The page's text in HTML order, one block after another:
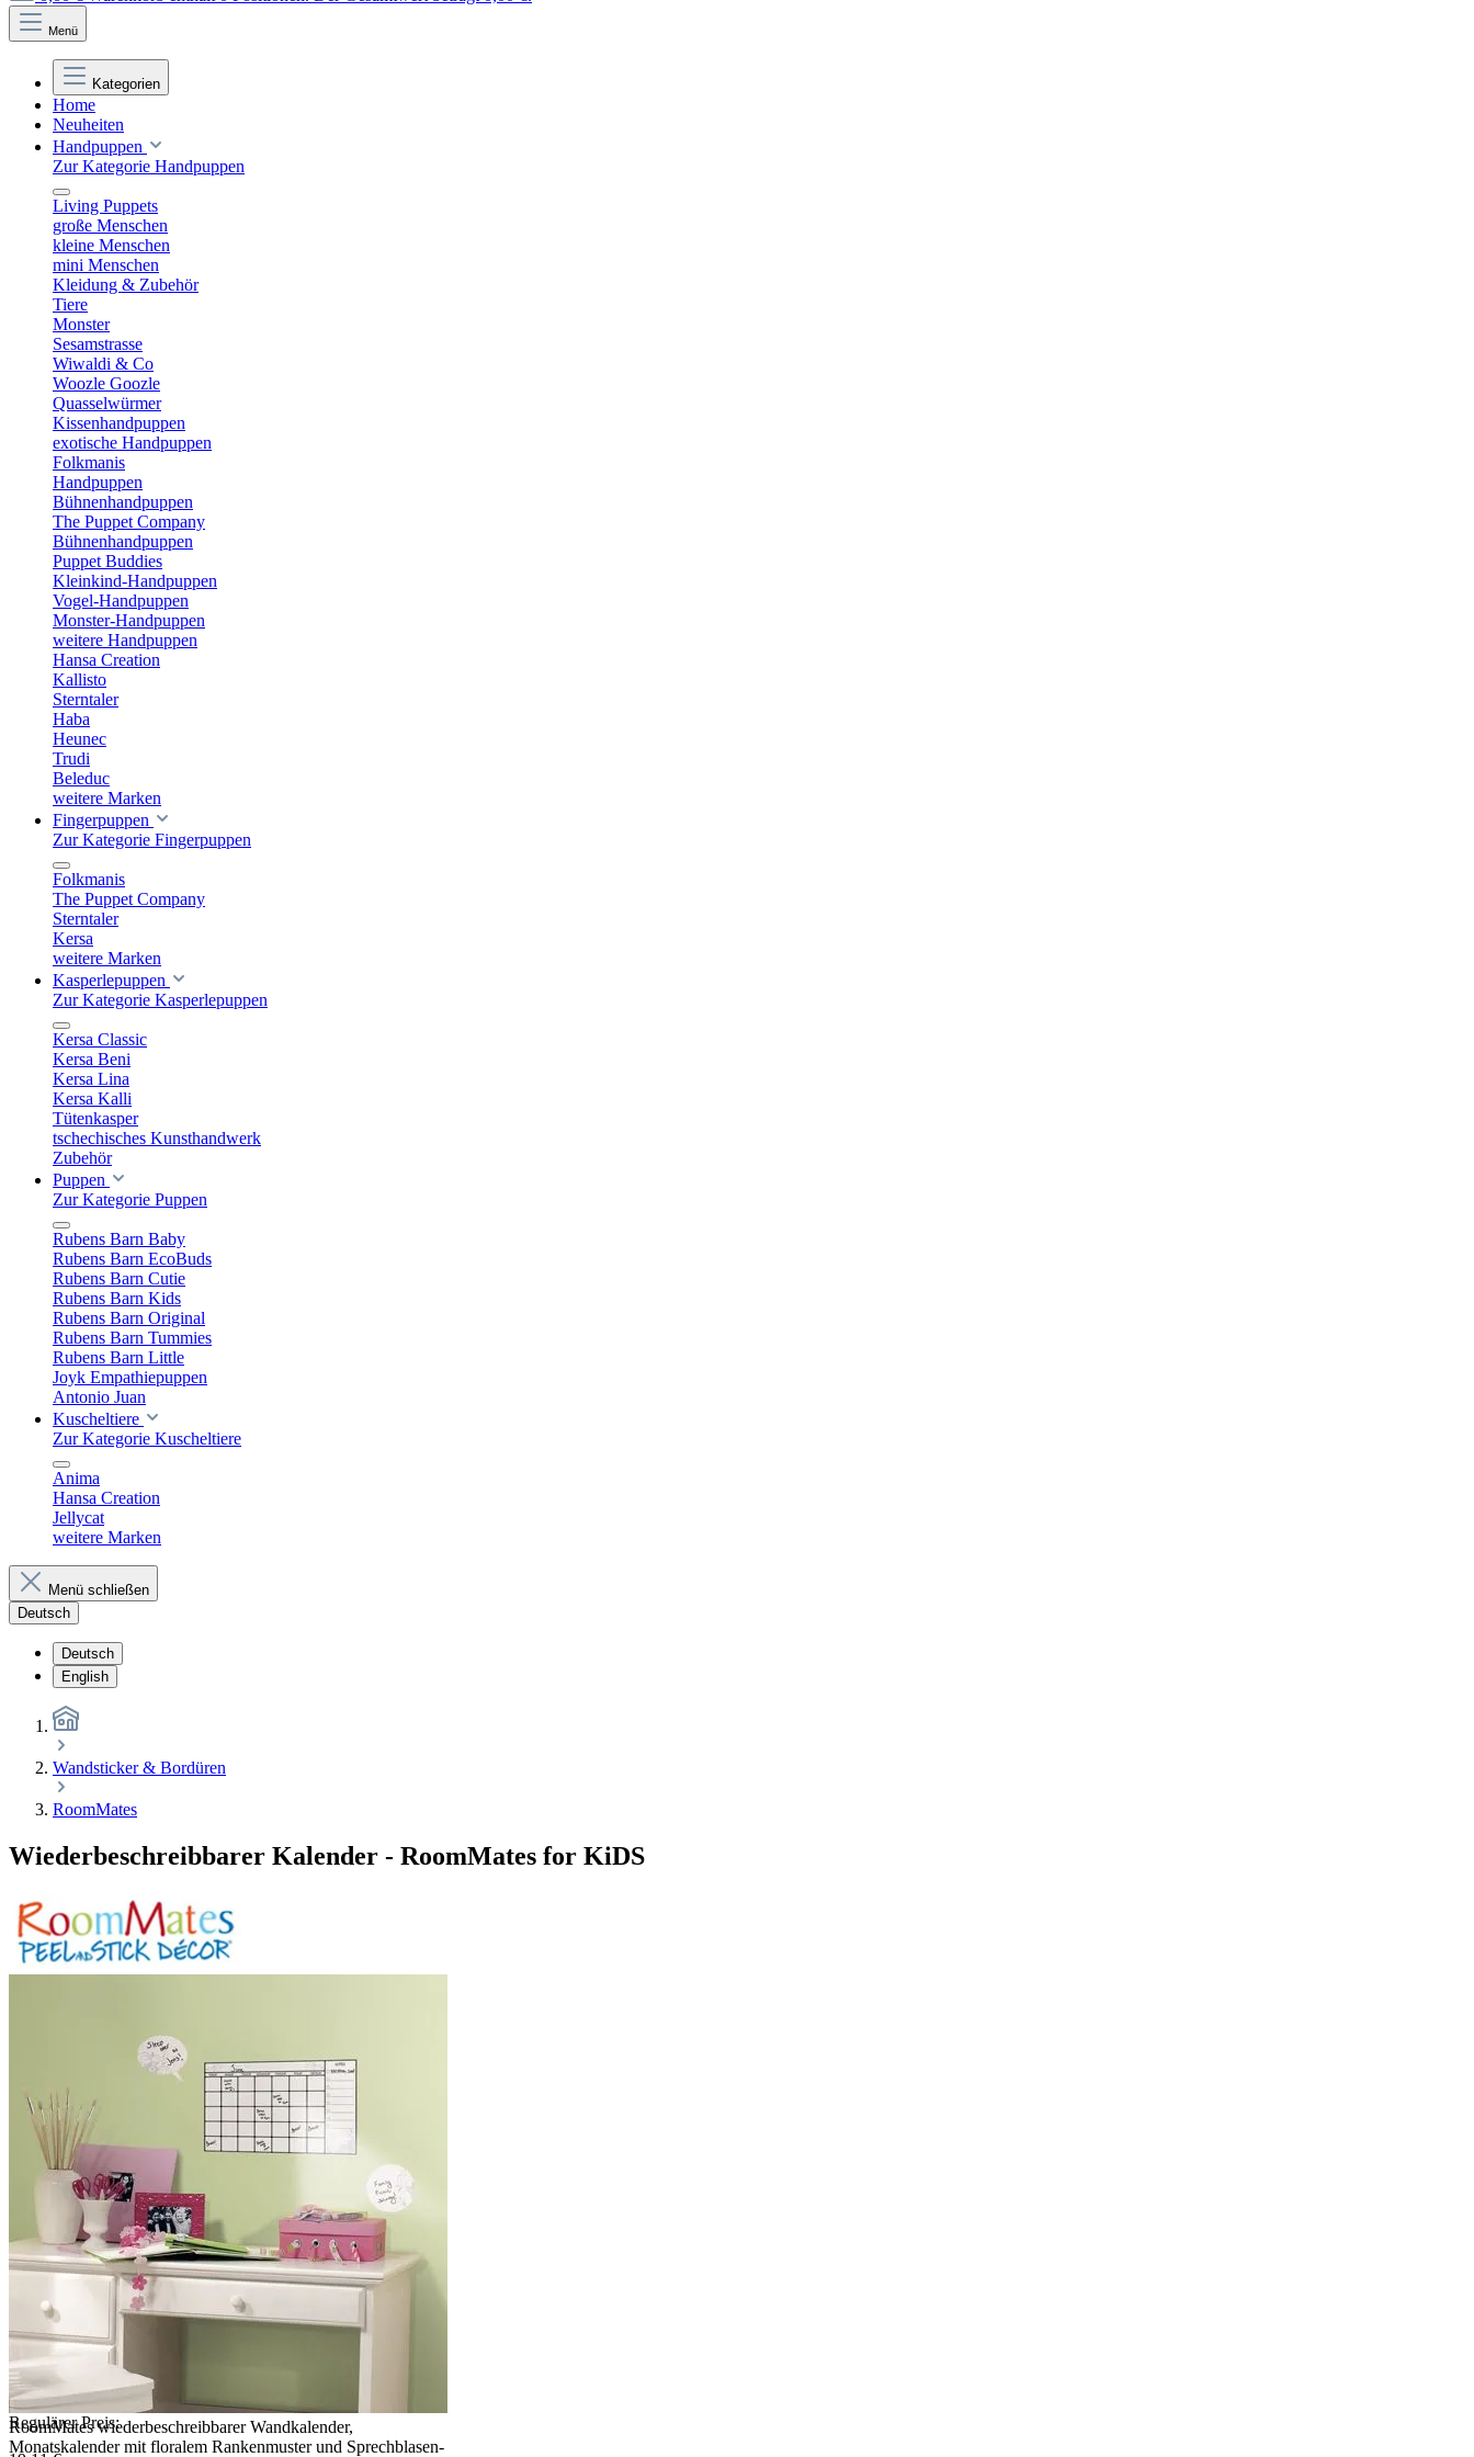
Menü
Kategorien
Home
Neuheiten
Handpuppen
Zur Kategorie Handpuppen
Living Puppets
große Menschen
kleine Menschen
mini Menschen
Kleidung & Zubehör
Tiere
Monster
Sesamstrasse
Wiwaldi & Co
Woozle Goozle
Quasselwürmer
Kissenhandpuppen
exotische Handpuppen
Folkmanis
Handpuppen
Bühnenhandpuppen
The Puppet Company
Bühnenhandpuppen
Puppet Buddies
Kleinkind-Handpuppen
Vogel-Handpuppen
Monster-Handpuppen
weitere Handpuppen
Hansa Creation
Kallisto
Sterntaler
Haba
Heunec
Trudi
Beleduc
weitere Marken
Fingerpuppen
Zur Kategorie Fingerpuppen
Folkmanis
The Puppet Company
Sterntaler
Kersa
weitere Marken
Kasperlepuppen
Zur Kategorie Kasperlepuppen
Kersa Classic
Kersa Beni
Kersa Lina
Kersa Kalli
Tütenkasper
tschechisches Kunsthandwerk
Zubehör
Puppen
Zur Kategorie Puppen
Rubens Barn Baby
Rubens Barn EcoBuds
Rubens Barn Cutie
Rubens Barn Kids
Rubens Barn Original
Rubens Barn Tummies
Rubens Barn Little
Joyk Empathiepuppen
Antonio Juan
Kuscheltiere
Zur Kategorie Kuscheltiere
Anima
Hansa Creation
Jellycat
weitere Marken
Menü schließen
Deutsch
Deutsch
English
Wandsticker & Bordüren
RoomMates
Wiederbeschreibbarer Kalender - RoomMates for KiDS
RoomMates wiederbeschreibbarer Wandkalender,
Monatskalender mit floralem Rankenmuster und Sprechblasen-
Regulärer Preis: